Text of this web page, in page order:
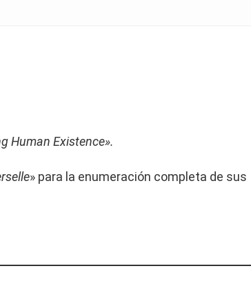
Human Existence».
» para la enumeración completa de sus